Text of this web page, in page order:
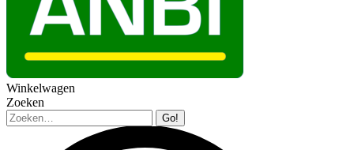
Winkelwagen
Zoeken
Zoeken: